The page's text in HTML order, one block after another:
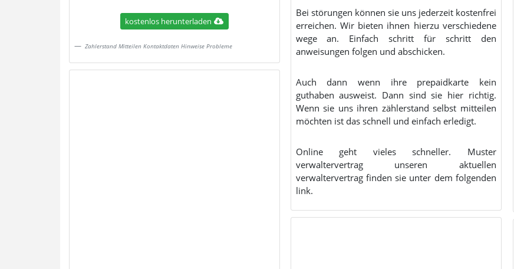
kostenlos herunterladen
Zahlerstand Mitteilen Kontaktdaten Hinweise Probleme
Bei störungen können sie uns jederzeit kostenfrei
erreichen. Wir bieten ihnen hierzu verschiedene
wege an. Einfach schritt für schritt den
anweisungen folgen und abschicken.
Auch dann wenn ihre prepaidkarte kein
guthaben ausweist. Dann sind sie hier richtig.
Wenn sie uns ihren zählerstand selbst mitteilen
möchten ist das schnell und einfach erledigt.
Online geht vieles schneller. Muster
verwaltervertrag unseren aktuellen
verwaltervertrag finden sie unter dem folgenden
link.